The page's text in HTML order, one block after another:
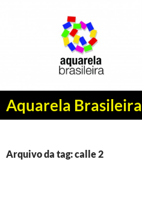
Aquarela Brasileira
Pesquisar
PULAR
CONTEÚDO
Arquivo da tag: calle 2